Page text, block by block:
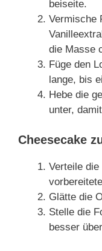
beiseite.
Vermische
die Masse
Füge den
lange, bis
Hebe die
unter,
Cheesecake
Verteile
Glätte die
Stelle die
besser